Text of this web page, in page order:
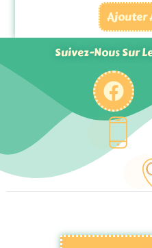
Ajouter
Suivez-Nous Sur